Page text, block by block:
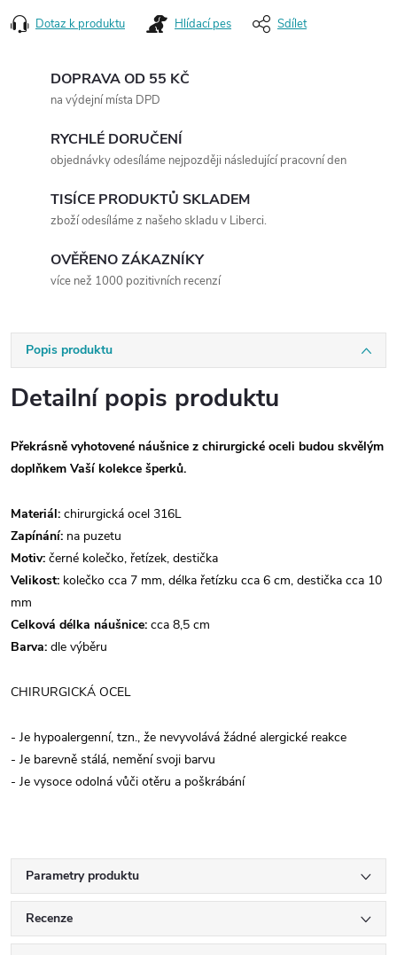
Dotaz k produktu Hlídací pes Sdílet
DOPRAVA OD 55 KČ
na výdejní místa DPD
RYCHLÉ DORUČENÍ
objednávky odesíláme nejpozději následující pracovní den
TISÍCE PRODUKTŮ SKLADEM
zboží odesíláme z našeho skladu v Liberci.
OVĚŘENO ZÁKAZNÍKY
více než 1000 pozitivních recenzí
Popis produktu
Detailní popis produktu
Překrásně vyhotovené náušnice z chirurgické oceli budou skvělým
doplňkem Vaší kolekce šperků.
Materiál: chirurgická ocel 316L
Zapínání: na puzetu
Motiv: černé kolečko, řetízek, destička
Velikost: kolečko cca 7 mm, délka řetízku cca 6 cm, destička cca 10
mm
Celková délka náušnice: cca 8,5 cm
Barva: dle výběru
CHIRURGICKÁ OCEL
- Je hypoalergenní, tzn., že nevyvolává žádné alergické reakce
- Je barevně stálá, nemění svoji barvu
- Je vysoce odolná vůči otěru a poškrábání
Parametry produktu
Recenze